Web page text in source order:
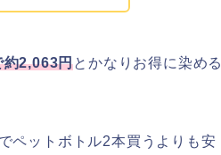
約2,063円とかなりお得に染める
ペットボトル2本買うよりも安